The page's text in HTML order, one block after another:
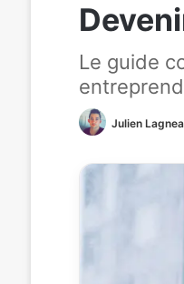
Le guide
Julien